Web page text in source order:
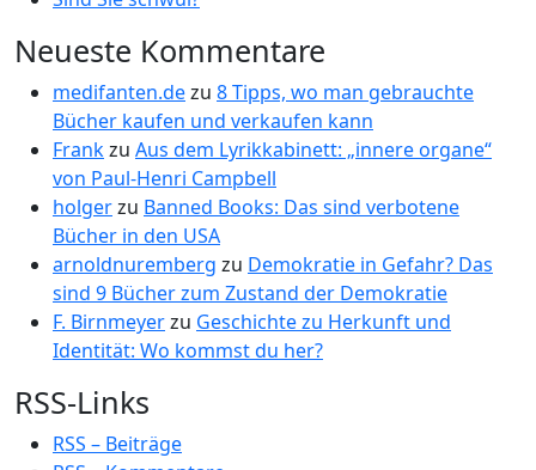
Neueste Kommentare
medifanten.dezu 8 Tipps, wo man gebrauchte
Bücher kaufen und verkaufen kann
Frankzu Aus dem Lyrikkabinett: „innere organe“
von Paul-Henri Campbell
holgerzu Banned Books: Das sind verbotene
Bücher in den USA
arnoldnuremberg zu Demokratie in Gefahr? Das
sind 9 Bücher zum Zustand der Demokratie
F. Birnmeyerzu Geschichte zu Herkunft und
Identität: Wo kommst du her?
RSS-Links
RSS – Beiträge